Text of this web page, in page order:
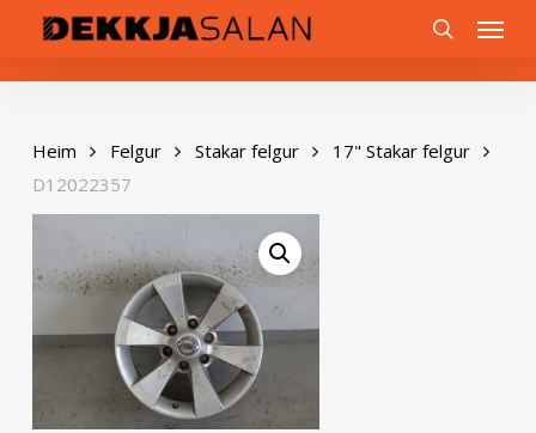
content
Menu
Heim Felgur Stakar felgur
17" Stakar felgur
D12022357